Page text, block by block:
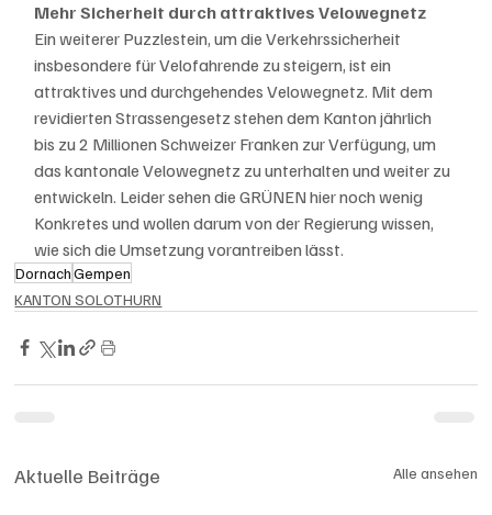
Mehr Sicherheit durch attraktives Velowegnetz
Ein weiterer Puzzlestein, um die Verkehrssicherheit
insbesondere für Velofahrende zu steigern, ist ein
attraktives und durchgehendes Velowegnetz. Mit dem
revidierten Strassengesetz stehen dem Kanton jährlich
bis zu 2 Millionen Schweizer Franken zur Verfügung, um
das kantonale Velowegnetz zu unterhalten und weiter zu
entwickeln. Leider sehen die GRÜNEN hier noch wenig
Konkretes und wollen darum von der Regierung wissen,
wie sich die Umsetzung vorantreiben lässt.
Dornach Gempen
KANTON SOLOTHURN
Aktuelle Beiträge Alle ansehen